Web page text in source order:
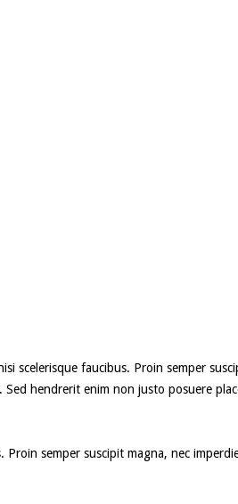
scelerisque faucibus. Proin semper
Sed hendrerit enim non justo posuere
Proin semper suscipit magna, nec